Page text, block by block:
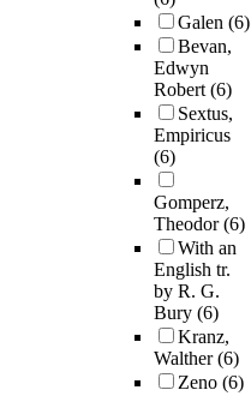
Galen (6)
Bevan,
Edwyn
Robert(6)
Sextus,
Empiricus
(6)
Gomperz,
Theodor(6)
With an
English tr.
by R. G.
Bury (6)
Kranz,
Walther(6)
Zeno (6)